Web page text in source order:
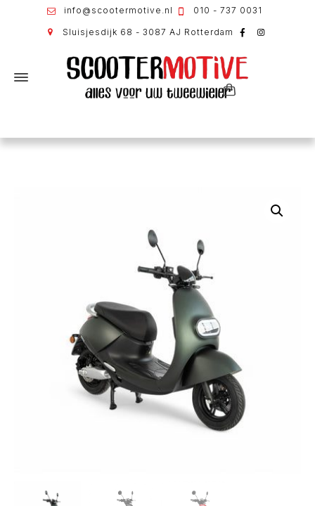
info@scootermotive.nl 010 - 737 0031
Sluisjesdijk 68 - 3087 AJ Rotterdam